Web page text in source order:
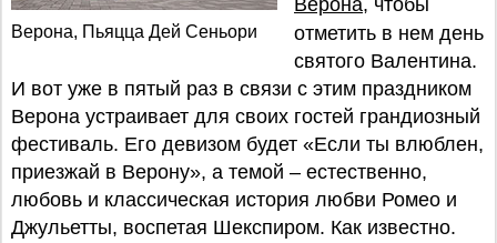
Верона, Пьяцца Дей Сеньори
Верона, чтобы
отметить в нем день
святого Валентина.
И вот уже в пятый раз в связи с этим праздником
Верона устраивает для своих гостей грандиозный
фестиваль. Его девизом будет «Если ты влюблен,
приезжай в Верону», а темой – естественно,
любовь и классическая история любви Ромео и
Джульетты, воспетая Шекспиром. Как известно.